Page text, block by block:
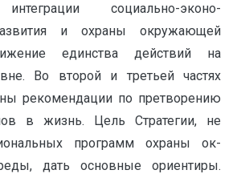
социально-эконо­
и охраны окружающей
единства действий на
Во второй и третьей частях
рекомендации по претворению
в жизнь. Цель Стратегии, не
программ охраны ок­
дать основные ориентиры.